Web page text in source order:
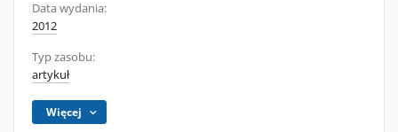
Data wydania:
2012
Typ zasobu:
artykuł
Więcej